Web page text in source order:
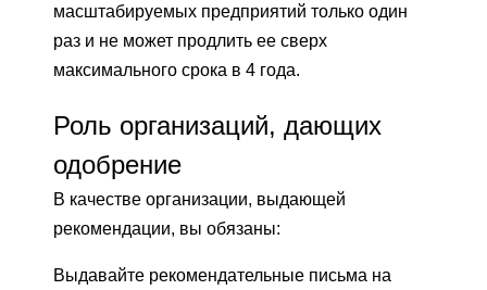
масштабируемых предприятий только один
раз и не может продлить ее сверх
максимального срока в 4 года.
Роль организаций, дающих
одобрение
В качестве организации, выдающей
рекомендации, вы обязаны:
Выдавайте рекомендательные письма на